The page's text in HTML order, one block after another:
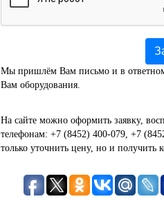
Мы пришлём Вам письмо и в ответном
Вам оборудования.
На сайте можно оформить заявку,
телефонам: +7 (8452) 400-079, +7
только уточнить цену, но и получить